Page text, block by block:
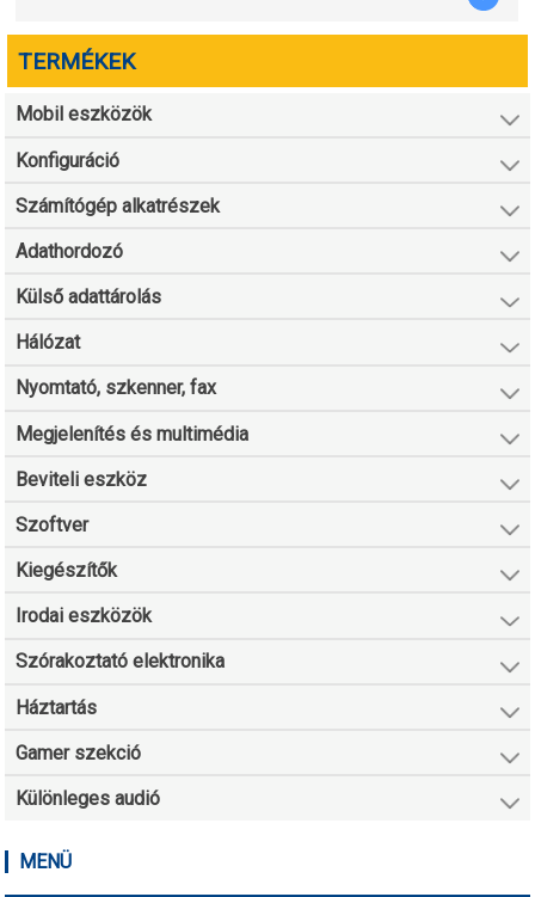
TERMÉKEK
Mobil eszközök
Konfiguráció
Számítógép alkatrészek
Adathordozó
Külső adattárolás
Hálózat
Nyomtató, szkenner, fax
Megjelenítés és multimédia
Beviteli eszköz
Szoftver
Kiegészítők
Irodai eszközök
Szórakoztató elektronika
Háztartás
Gamer szekció
Különleges audió
MENÜ